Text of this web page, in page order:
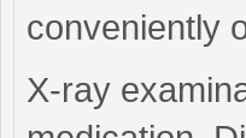
conveniently
X-ray